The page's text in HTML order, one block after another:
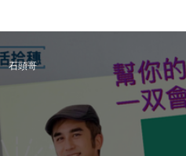
汗水交響曲
Practical AI skills
石頭哥